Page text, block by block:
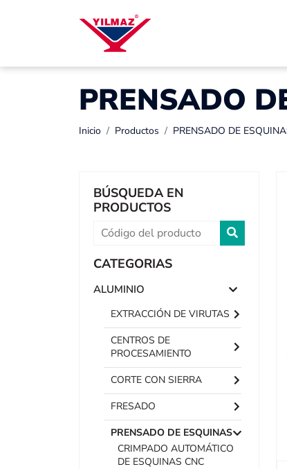
PRENSADO
Inicio Productos PRENSADO DE
BÚSQUEDA EN
PRODUCTOS
CATEGORIAS
ALUMINIO
EXTRACCIÓN DE VIRUTAS
CENTROS DE
PROCESAMIENTO
CORTE CON SIERRA
FRESADO
PRENSADO DE ESQUINAS
CRIMPADO AUTOMÁTICO
DE ESQUINAS CNC